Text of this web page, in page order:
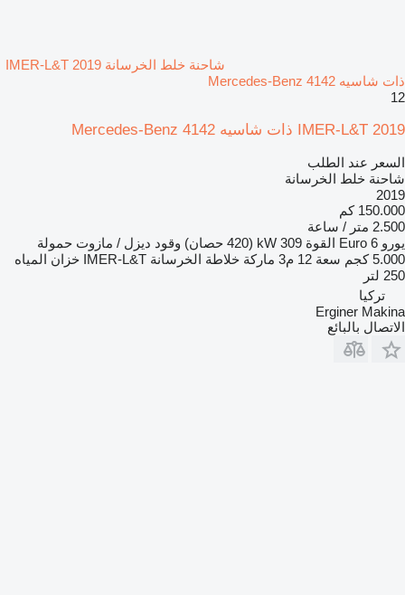
شاحنة خلط الخرسانة IMER-L&T 2019
ذات شاسيه Mercedes-Benz 4142
12
IMER-L&T 2019 ذات شاسيه Mercedes-Benz 4142
السعر عند الطلب
شاحنة خلط الخرسانة
2019
150.000 كم
2.500 متر / ساعة
يورو Euro 6 القوة 309 kW (420 حصان) وقود ديزل / مازوت حمولة
5.000 كجم
سعة 12 م3 ماركة خلاطة الخرسانة IMER-L&T خزان المياه
250 لتر
تركيا
Erginer Makina
الاتصال بالبائع